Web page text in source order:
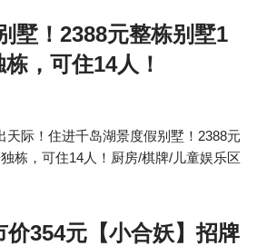
墅！2388元整栋别墅1
，可住14人！
天际！住进千岛湖景度假别墅！2388元
栋，可住14人！厨房/棋牌/儿童娱乐区
价354元【小合妖】招牌